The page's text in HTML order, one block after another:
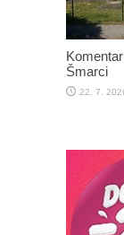
Šmarci
22. 7.